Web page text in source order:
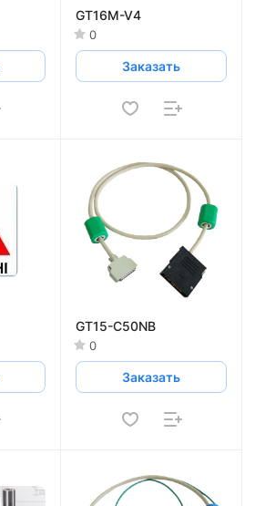
GT16M-V4
0
Заказать
GT15-C50NB
0
Заказать